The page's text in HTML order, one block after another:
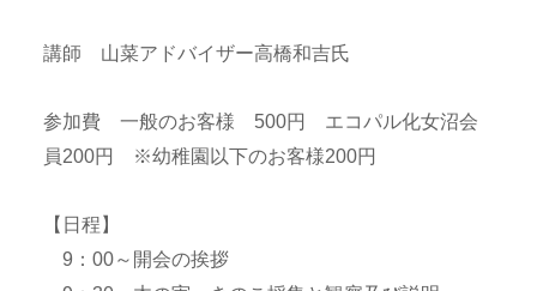
講師 山菜アドバイザー高橋和吉氏
参加費 一般のお客様 500円 エコパル化女沼会
員200円 ※幼稚園以下のお客様200円
【日程】
9：00～開会の挨拶